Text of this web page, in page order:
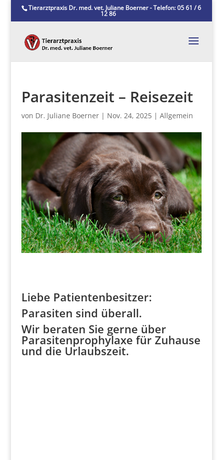
Tierarztpraxis Dr. med. vet. Juliane Boerner - Telefon: 05 61 / 6
12 86
Parasitenzeit – Reisezeit
von Dr. Juliane Boerner| Nov. 24, 2025| Allgemein
Liebe Patientenbesitzer:
Parasiten sind überall.
Wir beraten Sie gerne über
Parasitenprophylaxe für Zuhause
und die Urlaubszeit.